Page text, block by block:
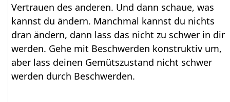
Vertrauen des anderen. Und dann schaue, was
kannst du ändern. Manchmal kannst du nichts
dran ändern, dann lass das nicht zu schwer in dir
werden. Gehe mit Beschwerden konstruktiv um,
aber lass deinen Gemütszustand nicht schwer
werden durch Beschwerden.